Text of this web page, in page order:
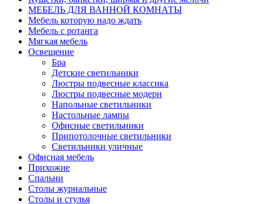
МЕБЕЛЬ ДЛЯ ВАННОЙ КОМНАТЫ
Мебель которую надо ждать
Мебель с ротанга
Мягкая мебель
Освещение
Бра
Детские светильники
Люстры подвесные классика
Люстры подвесные модерн
Напольные светильники
Настольные лампы
Офисные светильники
Припотолочные светильники
Светильники уличные
Офисная мебель
Прихожие
Спальни
Столы журнальные
Столы и стулья